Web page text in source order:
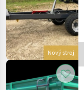
Nový stroj